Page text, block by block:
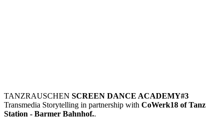
TANZRAUSCHEN SCREEN DANCE ACADEMY#3
Transmedia Storytelling in partnership with CoWerk18 of Tanz
Station - Barmer Bahnhof..